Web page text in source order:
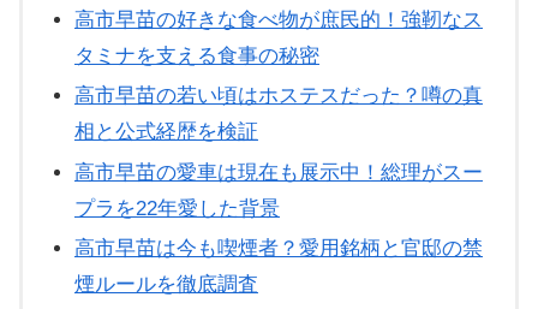
高市早苗の好きな食べ物が庶民的！強靭なス
タミナを支える食事の秘密
高市早苗の若い頃はホステスだった？噂の真
相と公式経歴を検証
高市早苗の愛車は現在も展示中！総理がスー
プラを22年愛した背景
高市早苗は今も喫煙者？愛用銘柄と官邸の禁
煙ルールを徹底調査